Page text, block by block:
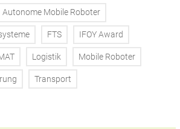
Autonome Mobile Roboter
FTS IFOY Award
Logistik Mobile Roboter
Transport